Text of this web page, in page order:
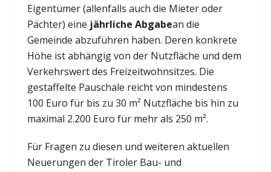
Eigentümer (allenfalls auch die Mieter oder
Pächter) eine jährliche Abgabean die
Gemeinde abzuführen haben. Deren konkrete
Höhe ist abhängig von der Nutzfläche und dem
Verkehrswert des Freizeitwohnsitzes. Die
gestaffelte Pauschale reicht von mindestens
100 Euro für bis zu 30 m² Nutzfläche bis hin zu
maximal 2.200 Euro für mehr als 250 m².
Für Fragen zu diesen und weiteren aktuellen
Neuerungen der Tiroler Bau- und